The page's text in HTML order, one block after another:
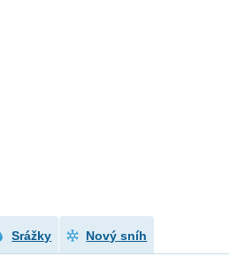
Srážky Nový sníh